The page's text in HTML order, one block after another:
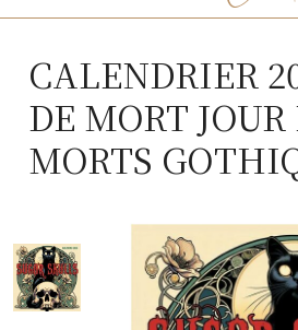
CALENDRIER
DE MORT JOUR
MORTS